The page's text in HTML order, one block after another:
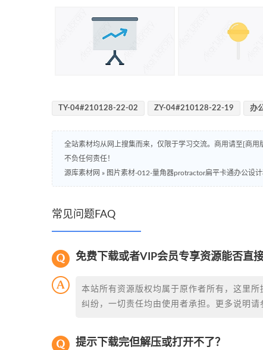
TY-04#210128-22-02 ZY-04#210128-22-19 办
全站素材均从网上搜集而来，仅限于学习交流。商用请至[商
不负任何责任！
源库素材网 » 图片素材-012-量角器protractor扁平卡通办公设
常见问题FAQ
免费下载或者VIP会员专享资源能否直接
本站所有资源版权均属于原作者所有，这里
纠纷，一切责任均由使用者承担。更多说明请
提示下载完但解压或打开不了？